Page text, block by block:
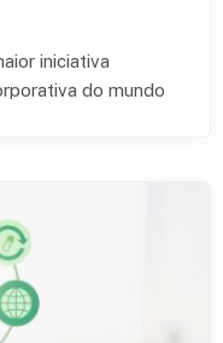
iniciativa
do mundo